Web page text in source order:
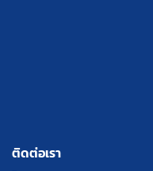
ติดต่อเรา